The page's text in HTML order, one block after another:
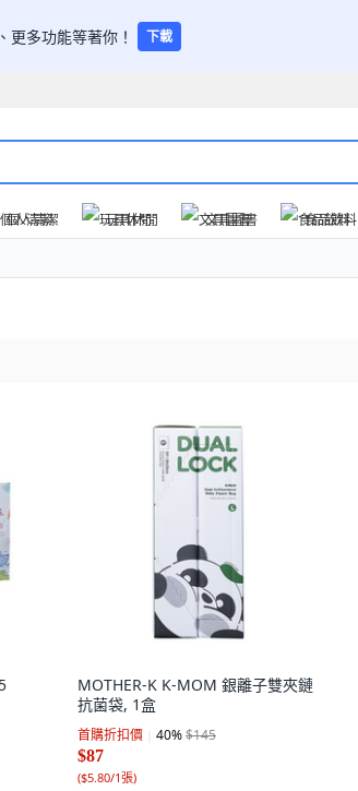
更多功能等著你！ 下載
個人清潔 玩具休閒 文具圖書 食品飲料
MOTHER-K K-MOM 銀離子雙夾鏈
抗菌袋, 1盒
首購折扣價 40%$145
$87
($5.80/1張)